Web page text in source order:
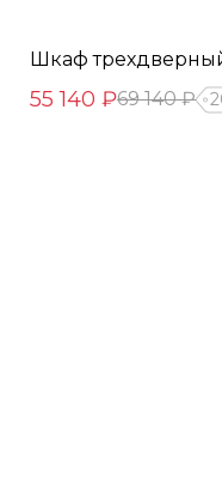
Шкаф
55 140 ₽69 140 ₽